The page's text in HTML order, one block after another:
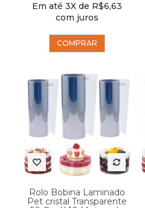
Em até 3X de R$6,63
com juros
COMPRAR
Rolo Bobina Laminado
Pet cristal Transparente